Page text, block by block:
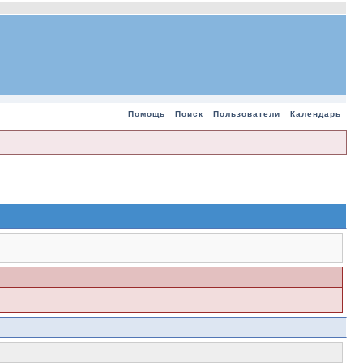
Помощь Поиск Пользователи Календарь